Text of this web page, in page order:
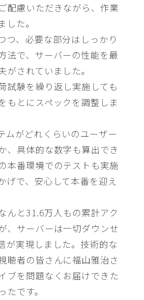
配慮いただきながら、作業
た。
つ、必要な部分はしっかり
法で、サーバーの性能を最
がされていました。
試験を繰り返し実施しても
もとにスペックを調整しま
ムがどれくらいのユーザー
、具体的な数字も算出でき
本番環境でのテストも実施
げで、安心して本番を迎え
んと31.6万人もの累計アク
、サーバーは一切ダウンせ
が実現しました。技術的な
聴者の皆さんに福山雅治さ
ブを問題なくお届けできた
です。